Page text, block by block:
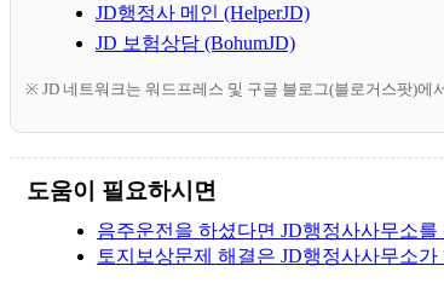
JD행정사 메인 (HelperJD)
JD 보험상담 (BohumJD)
※ JD 네트워크는 워드프레스 및 구글 블로그(블로거스팟)에
도움이 필요하시면
음주운전을 하셨다면 JD행정사사무소를
토지보상문제 해결은 JD행정사사무소